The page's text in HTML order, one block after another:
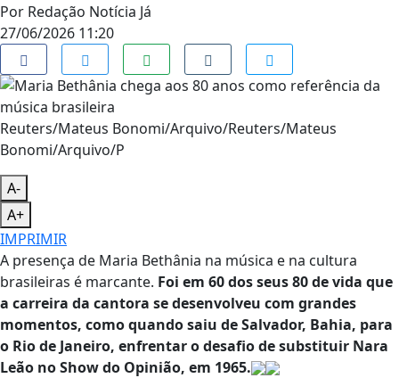
Por Redação Notícia Já
27/06/2026 11:20
Reuters/Mateus Bonomi/Arquivo/Reuters/Mateus
Bonomi/Arquivo/P
A-
A+
IMPRIMIR
A presença de Maria Bethânia na música e na cultura
brasileiras é marcante. Foi em 60 dos seus 80 de vida que
a carreira da cantora se desenvolveu com grandes
momentos, como quando saiu de Salvador, Bahia, para
o Rio de Janeiro, enfrentar o desafio de substituir Nara
Leão no Show do Opinião, em 1965.